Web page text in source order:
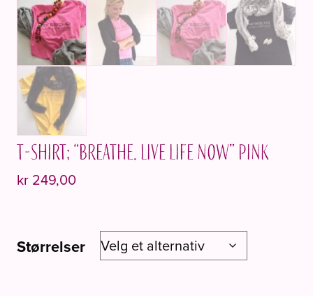
T-shirt; “Breathe. Live life now” Pink
kr 249,00
Størrelser